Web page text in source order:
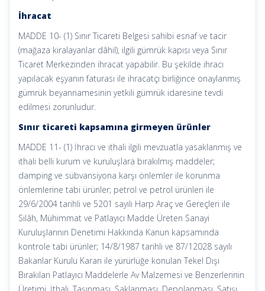
İhracat
MADDE 10- (1) Sınır Ticareti Belgesi sahibi esnaf ve tacir
(mağaza kiralayanlar dâhil), ilgili gümrük kapısı veya Sınır
Ticaret Merkezinden ihracat yapabilir. Bu şekilde ihracı
yapılacak eşyanın faturası ile ihracatçı birliğince onaylanmış
gümrük beyannamesinin yetkili gümrük idaresine tevdi
edilmesi zorunludur.
Sınır ticareti kapsamına girmeyen ürünler
MADDE 11- (1) İhracı ve ithali ilgili mevzuatla yasaklanmış ve
ithali belli kurum ve kuruluşlara bırakılmış maddeler;
damping ve sübvansiyona karşı önlemler ile korunma
önlemlerine tabi ürünler; petrol ve petrol ürünleri ile
29/6/2004 tarihli ve 5201 sayılı Harp Araç ve Gereçleri ile
Silâh, Mühimmat ve Patlayıcı Madde Üreten Sanayi
Kuruluşlarının Denetimi Hakkında Kanun kapsamında
kontrole tabi ürünler; 14/8/1987 tarihli ve 87/12028 sayılı
Bakanlar Kurulu Kararı ile yürürlüğe konulan Tekel Dışı
Bırakılan Patlayıcı Maddelerle Av Malzemesi ve Benzerlerinin